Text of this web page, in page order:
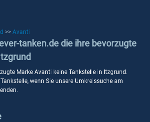
>> Avanti
tanken.de die ihre bevorzugte
Marke Avanti keine Tankstelle in Itzgrund.
wenn Sie unsere Umkreissuche am